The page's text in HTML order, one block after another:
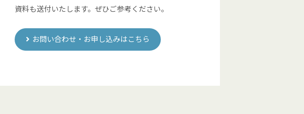
資料も送付いたします。ぜひご参考ください。
お問い合わせ・お申し込みはこちら